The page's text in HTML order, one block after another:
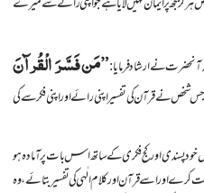
نے ارشاد فرمایا:”مَن فَسَّرَ الْقُرآنَ
جس شخص نے قرآن کی تفسیر اپنی رائے اور اپنی فکر سے کی
پسندی اور کج فکری کے ساتھ اس بات پر آمادہ ہو
کرے اور اسے قرآن اور کلام الٰہی کی تفسیر بتائے، وہ